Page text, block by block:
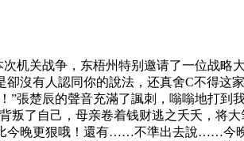
机关战争，东梧州特别邀请了一位战略
沒有人認同你的說法， 还真舍C不得这
楚辰的聲音充滿了諷刺，嗡嗡地打到
叛了自己，母亲卷着钱财逃之夭夭，将
晚更狠哦！還有……不準出去說……今